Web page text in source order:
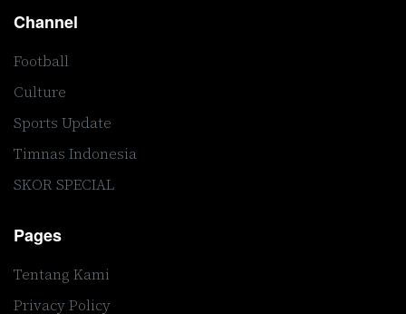
Channel
Football
Culture
Sports Update
Timnas Indonesia
SKOR SPECIAL
Pages
Tentang Kami
Privacy Policy